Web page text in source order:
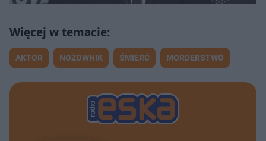
AKTOR NOŻOWNIK ŚMIERĆ MORDERSTWO